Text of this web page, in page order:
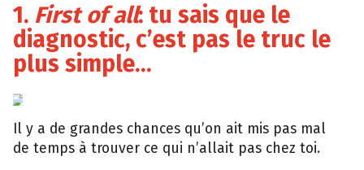
1. First of all: tu sais que le
diagnostic, c’est pas le truc le
plus simple…
Tumblr
Il y a de grandes chances qu’on ait mis pas mal
de temps à trouver ce qui n’allait pas chez toi.